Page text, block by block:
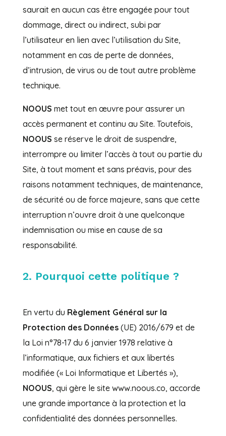
saurait en aucun cas être engagée pour tout
dommage, direct ou indirect, subi par
l’utilisateur en lien avec l’utilisation du Site,
notamment en cas de perte de données,
d’intrusion, de virus ou de tout autre problème
technique.
NOOUS met tout en œuvre pour assurer un
accès permanent et continu au Site. Toutefois,
NOOUS se réserve le droit de suspendre,
interrompre ou limiter l’accès à tout ou partie du
Site, à tout moment et sans préavis, pour des
raisons notamment techniques, de maintenance,
de sécurité ou de force majeure, sans que cette
interruption n’ouvre droit à une quelconque
indemnisation ou mise en cause de sa
responsabilité.
2. Pourquoi cette politique ?
En vertu du Règlement Général sur la
Protection des Données(UE) 2016/679 et de
la Loi n°78-17 du 6 janvier 1978 relative à
l’informatique, aux fichiers et aux libertés
modifiée (« Loi Informatique et Libertés »),
NOOUS, qui gère le site www.noous.co, accorde
une grande importance à la protection et la
confidentialité des données personnelles.